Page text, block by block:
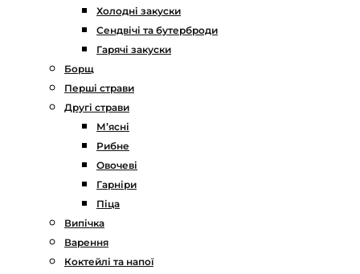
Холодні закуски
Сендвічі та бутерброди
Гарячі закуски
Борщ
Перші страви
Другі страви
М’ясні
Рибне
Овочеві
Гарніри
Піца
Випічка
Варення
Коктейлі та напої